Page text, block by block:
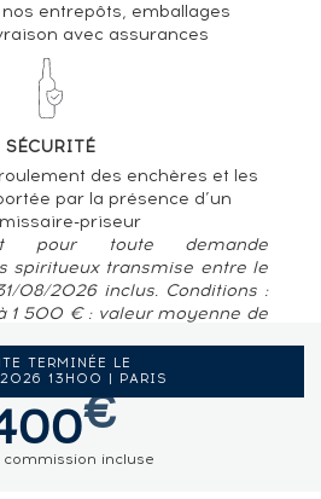
TERMINÉE LE
13H00 | PARIS
€
commission incluse
entrepôts, emballages
avec assurances
SÉCURITÉ
des enchères et les
par la présence d’un
priseur
pour toute demande
spiritueux transmise entre le
08/2026 inclus. Conditions :
1 500 € : valeur moyenne de
Belgique, Luxembourg